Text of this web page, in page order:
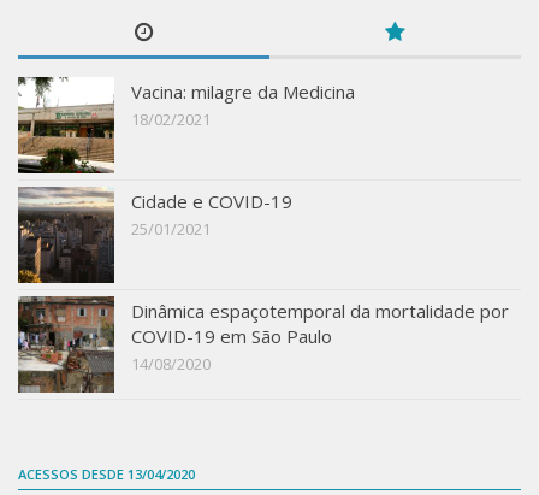
Vacina: milagre da Medicina
18/02/2021
Cidade e COVID-19
25/01/2021
Dinâmica espaçotemporal da mortalidade por
COVID-19 em São Paulo
14/08/2020
ACESSOS DESDE 13/04/2020